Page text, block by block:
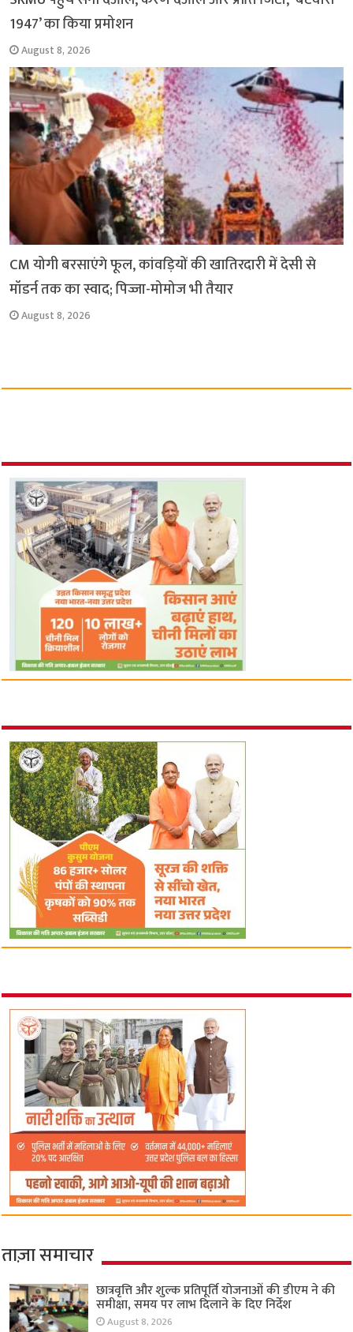
1947’ का किया प्रमोशन
August 8, 2026
CM योगी बरसाएंगे फूल, कांवड़ियों की खातिरदारी में देसी से
मॉडर्न तक का स्वाद; पिज्जा-मोमोज भी तैयार
August 8, 2026
ताज़ा समाचार
छात्रवृत्ति और शुल्क प्रतिपूर्ति योजनाओं की डीएम ने की
समीक्षा, समय पर लाभ दिलाने के दिए निर्देश
August 8, 2026